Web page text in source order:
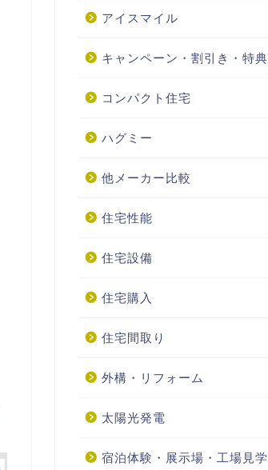
アイスマイル
キャンペーン・割引き・特典
コンパクト住宅
ハグミー
他メーカー比較
住宅性能
住宅設備
住宅購入
住宅間取り
外構・リフォーム
太陽光発電
宿泊体験・展示場・工場見学